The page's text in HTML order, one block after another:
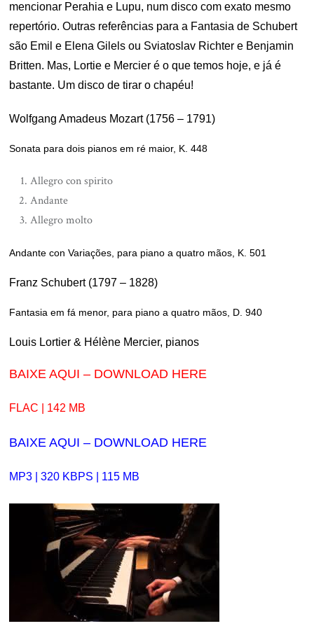
mencionar Perahia e Lupu, num disco com exato mesmo
repertório. Outras referências para a Fantasia de Schubert
são Emil e Elena Gilels ou Sviatoslav Richter e Benjamin
Britten. Mas, Lortie e Mercier é o que temos hoje, e já é
bastante. Um disco de tirar o chapéu!
Wolfgang Amadeus Mozart (1756 – 1791)
Sonata para dois pianos em ré maior, K. 448
Allegro con spirito
Andante
Allegro molto
Andante con Variações, para piano a quatro mãos, K. 501
Franz Schubert (1797 – 1828)
Fantasia em fá menor, para piano a quatro mãos, D. 940
Louis Lortier & Hélène Mercier, pianos
BAIXE AQUI – DOWNLOAD HERE
FLAC | 142 MB
BAIXE AQUI – DOWNLOAD HERE
MP3 | 320 KBPS | 115 MB